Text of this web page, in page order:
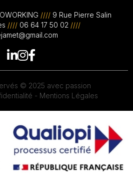
//// 9 Rue Pierre Salin
//// 06 64 17 50 02 ////

© 2025 avec passion
- Mentions Légales